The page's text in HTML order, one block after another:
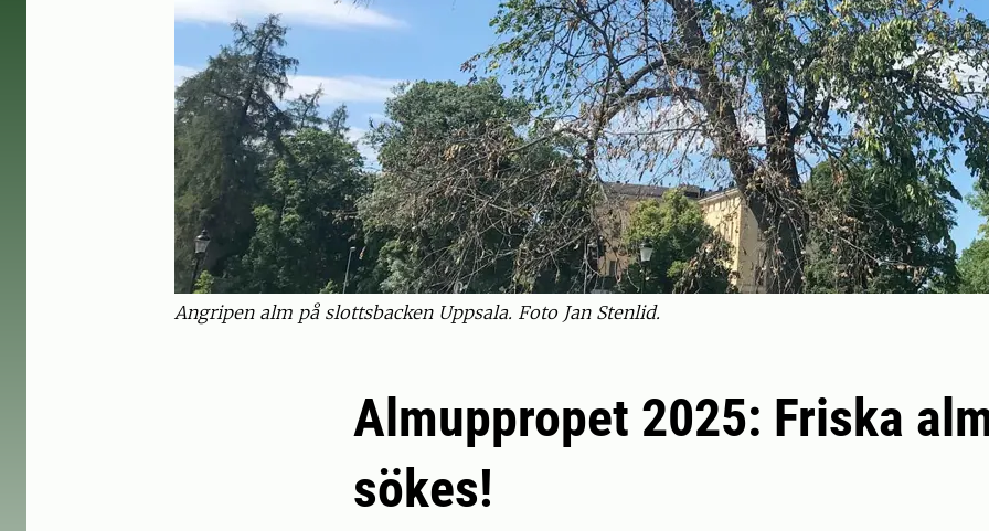
Angripen alm på slottsbacken Uppsala. Foto Jan Stenlid.
Almuppropet 2025: Friska
sökes!